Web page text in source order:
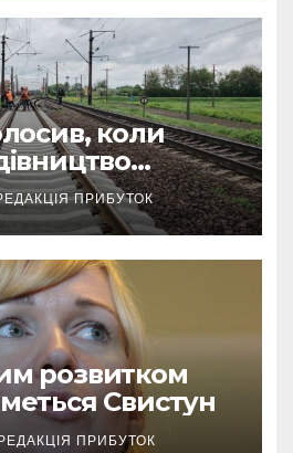
коли
Львова
ПРИБУТОК
розвитком
Свистун
ПРИБУТОК